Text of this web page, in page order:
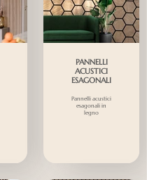
PANNELLI
ACUSTICI
ESAGONALI
Pannelli acustici
esagonali in
legno